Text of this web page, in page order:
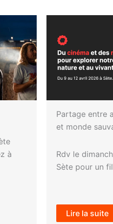
à
Partage entre
et monde
Rdv le
Sète pour un
Lire la suite